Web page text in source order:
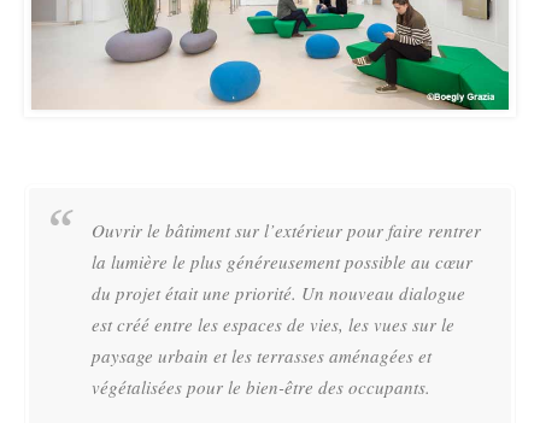
Ouvrir le bâtiment sur l’extérieur pour faire rentrer
la lumière le plus généreusement possible au cœur
du projet était une priorité. Un nouveau dialogue
est créé entre les espaces de vies, les vues sur le
paysage urbain et les terrasses aménagées et
végétalisées pour le bien-être des occupants.